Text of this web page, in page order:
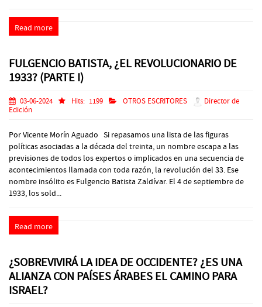
Read more
FULGENCIO BATISTA, ¿EL REVOLUCIONARIO DE
1933? (PARTE I)
03-06-2024 Hits: 1199 OTROS ESCRITORES
Director de
Edición
Por Vicente Morín Aguado Si repasamos una lista de las figuras
políticas asociadas a la década del treinta, un nombre escapa a las
previsiones de todos los expertos o implicados en una secuencia de
acontecimientos llamada con toda razón, la revolución del 33. Ese
nombre insólito es Fulgencio Batista Zaldívar. El 4 de septiembre de
1933, los sold...
Read more
¿SOBREVIVIRÁ LA IDEA DE OCCIDENTE? ¿ES UNA
ALIANZA CON PAÍSES ÁRABES EL CAMINO PARA
ISRAEL?